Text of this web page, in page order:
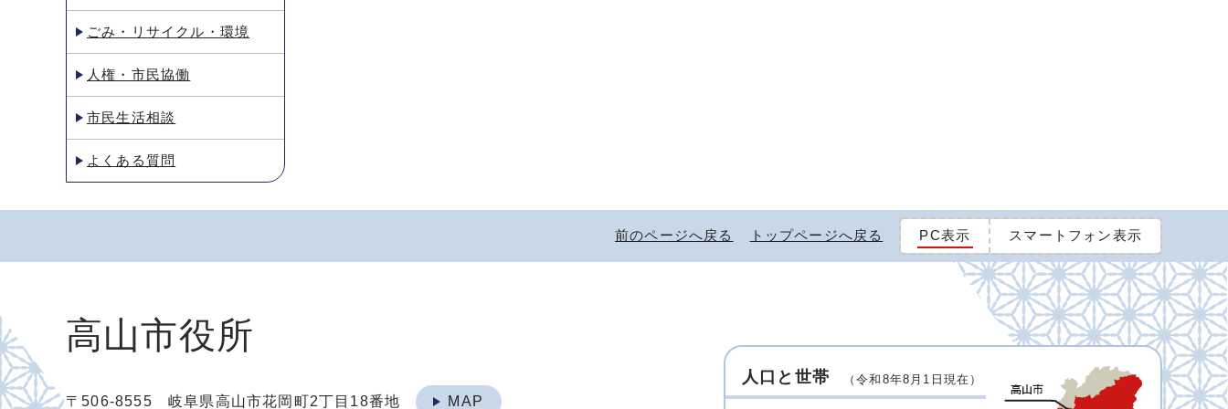
ごみ・リサイクル・環境
人権・市民協働
市民生活相談
よくある質問
前のページへ戻る トップページへ戻る PC表示 スマートフォン表示
高山市役所
〒506-8555 岐阜県高山市花岡町2丁目18番地 MAP
人口と世帯 （令和8年8月1日現在）